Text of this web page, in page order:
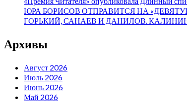
ЮРА БОРИСОВ ОТПРАВИТСЯ НА
ГОРЬКИЙ, САНАЕВ И ДАНИЛОВ.
Архивы
Август 2026
Июль 2026
Июнь 2026
Май 2026